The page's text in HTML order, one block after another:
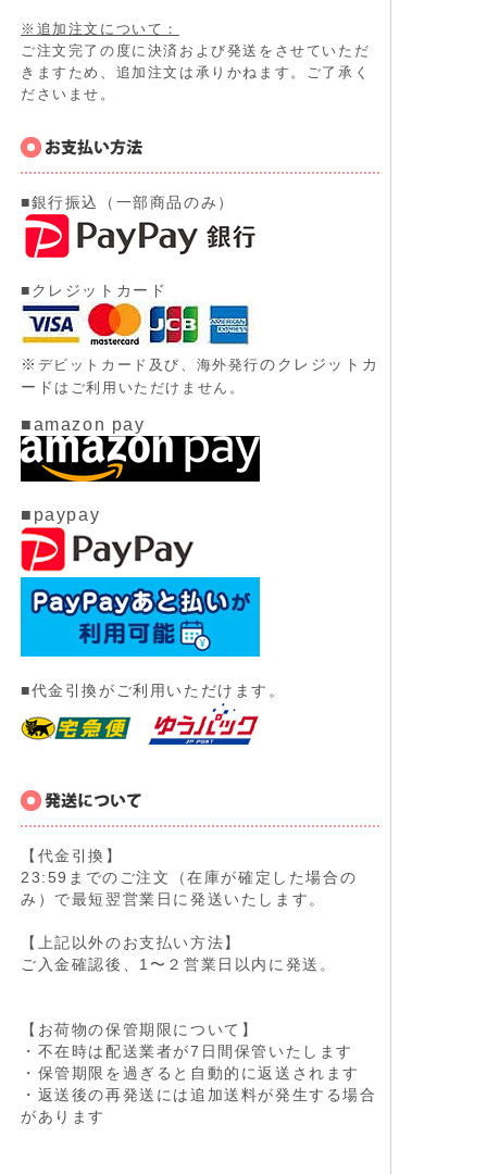
※追加注文について：
ご注文完了の度に決済および発送をさせていただ
きますため、追加注文は承りかねます。ご了承く
ださいませ。
■銀行振込（一部商品のみ）
■クレジットカード
※ デビットカード及び、 海外発行のクレジットカ
ード はご利用いただけません。
■amazon pay
■paypay
■代金引換がご利用いただけます。
【代金引換】
23:59までのご注文（在庫が確定した場合の
み）で最短翌営業日に発送いたします。
【上記以外のお支払い方法】
ご入金確認後、1〜２営業日以内に発送。
【お荷物の保管期限について】
・不在時は配送業者が7日間保管いたします
・保管期限を過ぎると自動的に返送されます
・返送後の再発送には追加送料が発生する場合
があります